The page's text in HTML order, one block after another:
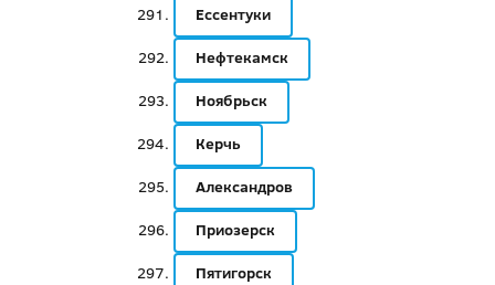
Ессентуки
Нефтекамск
Ноябрьск
Керчь
Александров
Приозерск
Пятигорск